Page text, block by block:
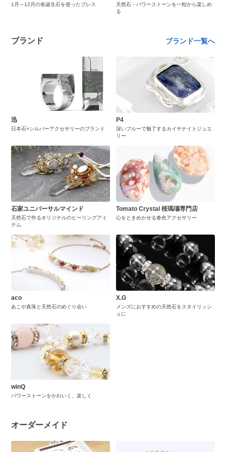
1月～12月の各誕生石を使ったブレス
天然石・パワーストーンを一粒から楽しめ
る
ブランド ブランド一覧へ
迅
日本石×シルバーアクセサリーのブランド
P4
深いブルーで魅了するカイヤナイトジュエ
リー
石家ユニバーサルマインド
天然石で作るオリジナルのヒーリングアイ
テム
Tomato Crystal 桜瑪瑙専門店
心をときめかせる春色アクセサリー
aco
あこや真珠と天然石のめぐり会い
X.G
メンズにおすすめの天然石をスタイリッシ
ュに
winQ
パワーストーンをかわいく、楽しく
オーダーメイド